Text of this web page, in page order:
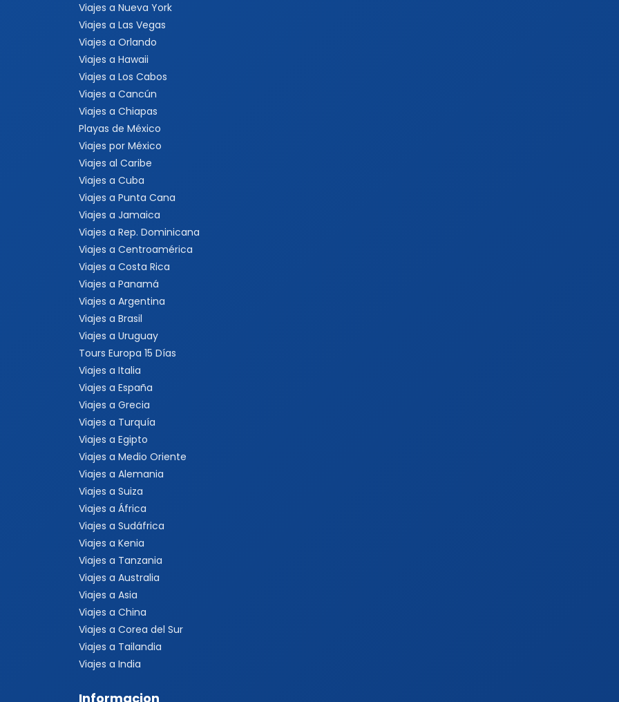
Viajes a Nueva York
Viajes a Las Vegas
Viajes a Orlando
Viajes a Hawaii
Viajes a Los Cabos
Viajes a Cancún
Viajes a Chiapas
Playas de México
Viajes por México
Viajes al Caribe
Viajes a Cuba
Viajes a Punta Cana
Viajes a Jamaica
Viajes a Rep. Dominicana
Viajes a Centroamérica
Viajes a Costa Rica
Viajes a Panamá
Viajes a Argentina
Viajes a Brasil
Viajes a Uruguay
Tours Europa 15 Días
Viajes a Italia
Viajes a España
Viajes a Grecia
Viajes a Turquía
Viajes a Egipto
Viajes a Medio Oriente
Viajes a Alemania
Viajes a Suiza
Viajes a África
Viajes a Sudáfrica
Viajes a Kenia
Viajes a Tanzania
Viajes a Australia
Viajes a Asia
Viajes a China
Viajes a Corea del Sur
Viajes a Tailandia
Viajes a India
Informacion